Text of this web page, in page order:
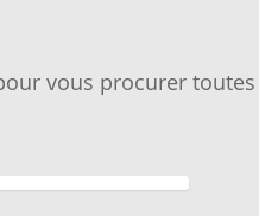
vous procurer